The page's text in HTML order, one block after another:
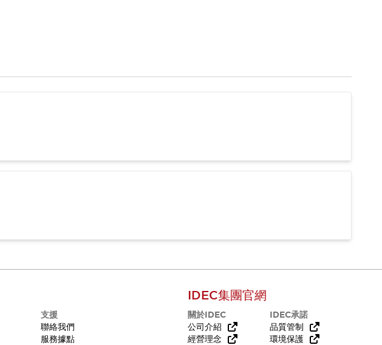
支援
聯絡我們
服務據點
IDEC集團官網
關於IDEC
公司介紹
經營理念
IDEC承諾
品質管制
環境保護